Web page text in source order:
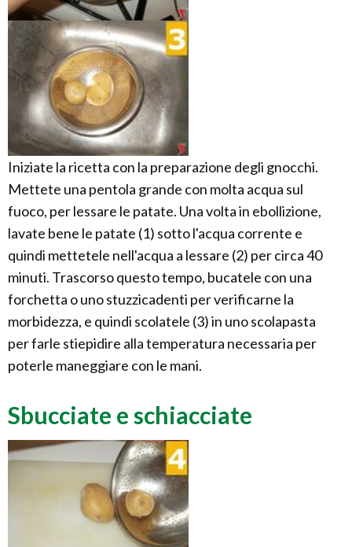
Iniziate la ricetta con la preparazione degli gnocchi.
Mettete una pentola grande con molta acqua sul
fuoco, per lessare le patate. Una volta in ebollizione,
lavate bene le patate (1) sotto l'acqua corrente e
quindi mettetele nell'acqua a lessare (2) per circa 40
minuti. Trascorso questo tempo, bucatele con una
forchetta o uno stuzzicadenti per verificarne la
morbidezza, e quindi scolatele (3) in uno scolapasta
per farle stiepidire alla temperatura necessaria per
poterle maneggiare con le mani.
Sbucciate e schiacciate